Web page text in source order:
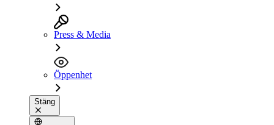
Press & Media
Öppenhet
Stäng